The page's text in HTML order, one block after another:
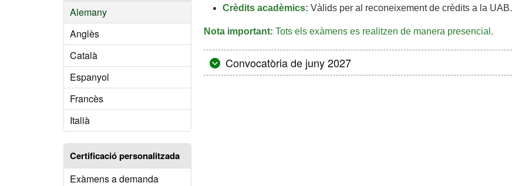
Alemany
Anglès
Català
Espanyol
Francès
Italià
Certificació personalitzada
Exàmens a demanda
Crèdits acadèmics: Vàlids per al reconeixement de crèdits a la UAB.
Nota important: Tots els exàmens es realitzen de manera presencial.
Convocatòria de juny 2027